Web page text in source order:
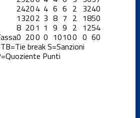
24204 4 6 6 2 3240
13202 3 8 7 2 1850
8 201 1 9 9 2 1254
0 200 0 10100 0 60
TB=Tie breakS=Sanzioni
Punti